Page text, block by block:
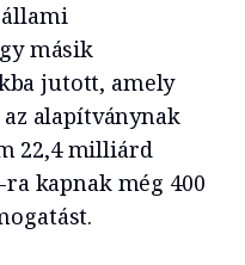
másik
jutott, amely
alapítványnak
22,4 milliárd
kapnak még 400